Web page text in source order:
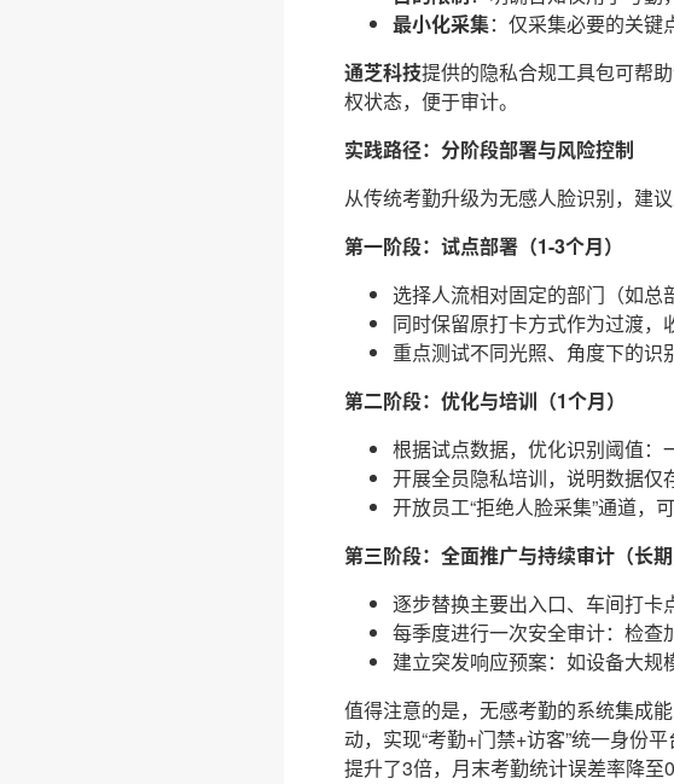
最小化采集：仅采集必要的关键
通芝科技提供的隐私合规工具包可帮
权状态，便于审计。
实践路径：分阶段部署与风险控制
从传统考勤升级为无感人脸识别，建
第一阶段：试点部署（1-3个月）
选择人流相对固定的部门（如总
同时保留原打卡方式作为过渡，
重点测试不同光照、角度下的识
第二阶段：优化与培训（1个月）
根据试点数据，优化识别阈值：
开展全员隐私培训，说明数据仅
开放员工“拒绝人脸采集”通道，
第三阶段：全面推广与持续审计（长期
逐步替换主要出入口、车间打卡
每季度进行一次安全审计：检查
建立突发响应预案：如设备大规
值得注意的是，无感考勤的系统集成
动，实现“考勤+门禁+访客”统一身份
提升了3倍，月末考勤统计误差率降至